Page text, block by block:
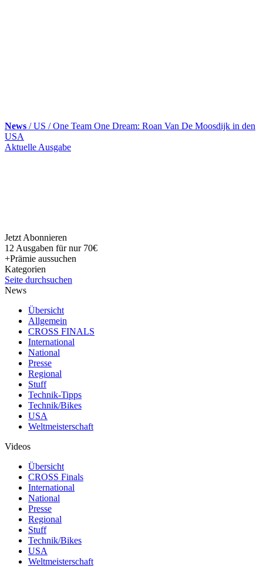
News / US / One Team One Dream: Roan Van De Moosdijk in den
USA
Skip
Aktuelle Ausgabe
Jetzt Abonnieren
12 Ausgaben für nur 70€
+Prämie aussuchen
Kategorien
Seite durchsuchen
News
Übersicht
Allgemein
CROSS FINALS
International
National
Presse
Regional
Stuff
Technik-Tipps
Technik/Bikes
USA
Weltmeisterschaft
Videos
Übersicht
CROSS Finals
International
National
Presse
Regional
Stuff
Technik/Bikes
USA
Weltmeisterschaft